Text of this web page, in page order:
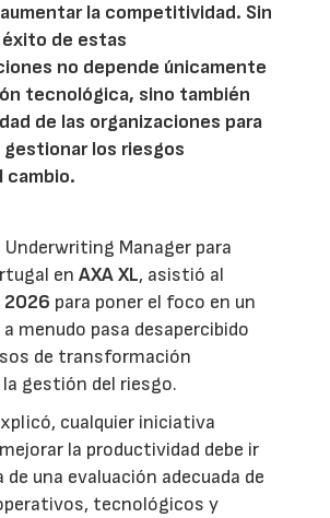
la competitividad. Sin
de estas
no depende únicamente
tecnológica, sino también
de las organizaciones para
los riesgos
cambio.
Underwriting Manager para
enAXA XL, asistió al
2026 para poner el foco en un
menudo pasa desapercibido
de transformación
gestión del riesgo.
cualquier iniciativa
la productividad debe ir
de una evaluación adecuada de
tecnológicos y